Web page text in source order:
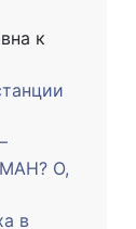
к
О,
в